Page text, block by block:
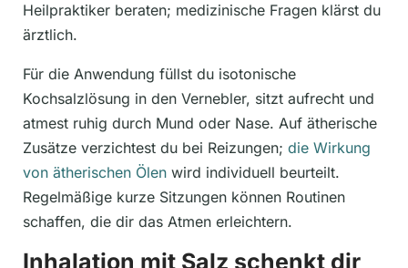
Heilpraktiker beraten; medizinische Fragen klärst du
ärztlich.
Für die Anwendung füllst du isotonische
Kochsalzlösung in den Vernebler, sitzt aufrecht und
atmest ruhig durch Mund oder Nase. Auf ätherische
Zusätze verzichtest du bei Reizungen; die Wirkung
von ätherischen Ölen wird individuell beurteilt.
Regelmäßige kurze Sitzungen können Routinen
schaffen, die dir das Atmen erleichtern.
Inhalation mit Salz schenkt dir